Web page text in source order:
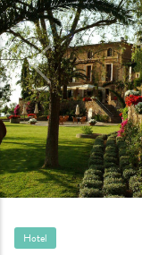
Hotel